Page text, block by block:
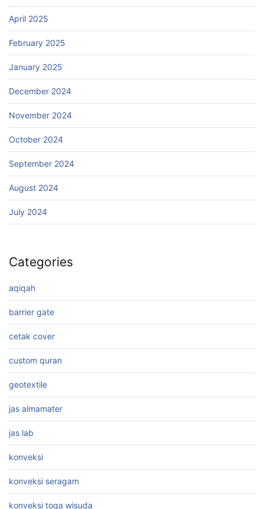
April 2025
February 2025
January 2025
December 2024
November 2024
October 2024
September 2024
August 2024
July 2024
Categories
aqiqah
barrier gate
cetak cover
custom quran
geotextile
jas almamater
jas lab
konveksi
konveksi seragam
konveksi toga wisuda